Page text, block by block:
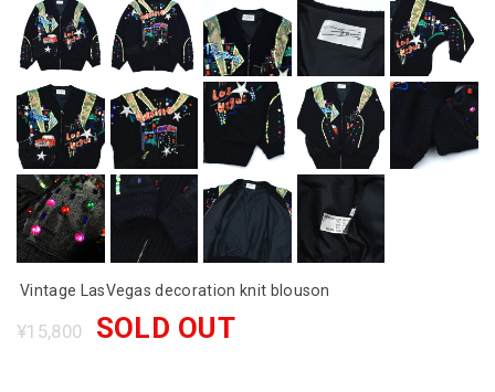
Vintage LasVegas decoration knit blouson
¥15,800 SOLD OUT